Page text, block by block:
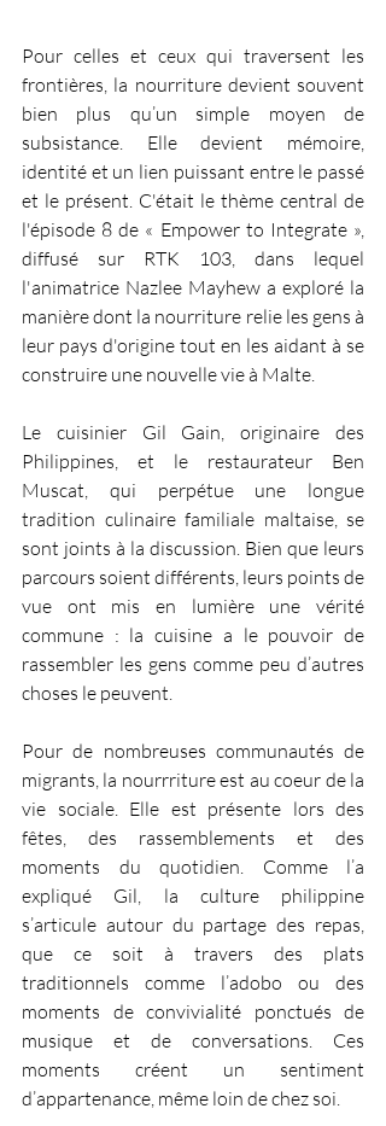
Pour celles et ceux qui traversent les
frontières, la nourriture devient souvent
bien plus qu’un simple moyen de
subsistance.
Elle devient mémoire,
identité et un lien puissant entre le passé
et le présent. C'était le thème central de
l'épisode 8 de « Empower to Integrate »,
diffusé sur RTK 103, dans lequel
l'animatrice Nazlee Mayhew a exploré la
manière dont la nourriture relie les gens à
leur pays d'origine tout en les aidant à se
construire une nouvelle vie à Malte.
Le cuisinier Gil Gain, originaire des
Philippines, et le restaurateur Ben
Muscat, qui perpétue une longue
tradition culinaire familiale maltaise, se
sont joints à la discussion. Bien que leurs
parcours soient différents, leurs points de
vue ont mis en lumière une vérité
commune : la cuisine a le pouvoir de
rassembler les gens comme peu d’autres
choses le peuvent.
Pour de nombreuses communautés de
migrants, la nourrriture est au coeur de la
vie sociale. Elle est présente lors des
fêtes, des rassemblements et des
moments du quotidien. Comme l’a
expliqué Gil, la culture philippine
s’articule autour du partage des repas,
que ce soit à travers des plats
traditionnels comme l’adobo ou des
moments de convivialité ponctués de
musique et de conversations. Ces
moments créent un sentiment
d’appartenance, même loin de chez soi.